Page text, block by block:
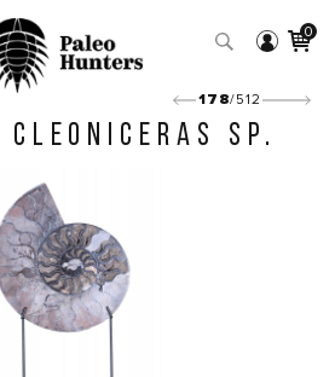
0
178/512
SP.